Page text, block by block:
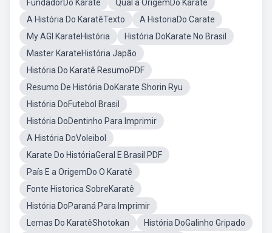
FundadorDo Karatê
Qual a OrigemDo Karatê
A História Do KaratêTexto
A HistoriaDo Carate
My AGI KarateHistória
História DoKarate No Brasil
Master KarateHistória Japão
História Do Karatê ResumoPDF
Resumo De História DoKarate Shorin Ryu
História DoFutebol Brasil
História DoDentinho Para Imprimir
A História DoVoleibol
Karate Do HistóriaGeral E Brasil PDF
País E a OrigemDo O Karatê
Fonte Historica SobreKaratê
História DoParaná Para Imprimir
Lemas Do KaratêShotokan
História DoGalinho Gripado